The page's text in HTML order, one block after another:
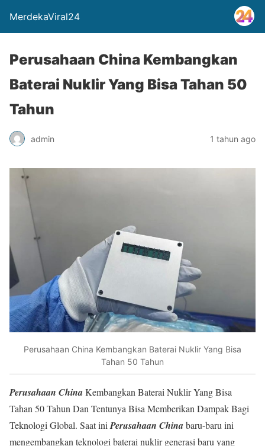
MerdekaViral24
Perusahaan China Kembangkan
Baterai Nuklir Yang Bisa Tahan 50
Tahun
admin 1 tahun ago
Perusahaan China Kembangkan Baterai Nuklir Yang Bisa
Tahan 50 Tahun
Perusahaan ChinaKembangkan Baterai Nuklir Yang Bisa
Tahan 50 Tahun Dan Tentunya Bisa Memberikan Dampak Bagi
Teknologi Global. Saat ini Perusahaan Chinabaru-baru ini
mengembangkan teknologi baterai nuklir generasi baru yang